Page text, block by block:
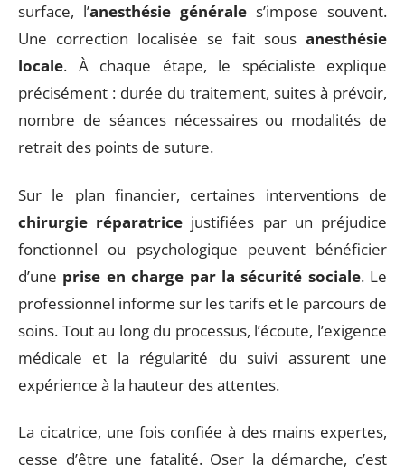
surface, l’anesthésie générale s’impose souvent.
Une correction localisée se fait sous anesthésie
locale. À chaque étape, le spécialiste explique
précisément : durée du traitement, suites à prévoir,
nombre de séances nécessaires ou modalités de
retrait des points de suture.
Sur le plan financier, certaines interventions de
chirurgie réparatrice justifiées par un préjudice
fonctionnel ou psychologique peuvent bénéficier
d’une prise en charge par la sécurité sociale. Le
professionnel informe sur les tarifs et le parcours de
soins. Tout au long du processus, l’écoute, l’exigence
médicale et la régularité du suivi assurent une
expérience à la hauteur des attentes.
La cicatrice, une fois confiée à des mains expertes,
cesse d’être une fatalité. Oser la démarche, c’est